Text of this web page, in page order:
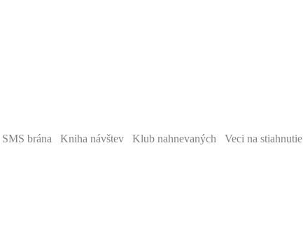
brána Kniha návštev Klub nahnevaných Veci na stiahnutie